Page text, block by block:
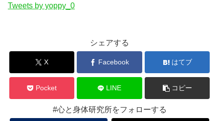
Tweets by yoppy_0
シェアする
X Facebook はてブ
Pocket LINE コピー
#心と身体研究所をフォローする